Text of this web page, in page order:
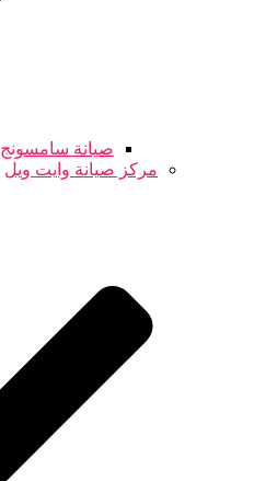
صيانة سامسونج
مركز صيانة وايت ويل